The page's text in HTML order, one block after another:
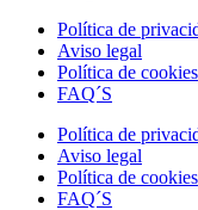
Política de
Aviso legal
Política de cookies
FAQ´S
Política de
Aviso legal
Política de cookies
FAQ´S